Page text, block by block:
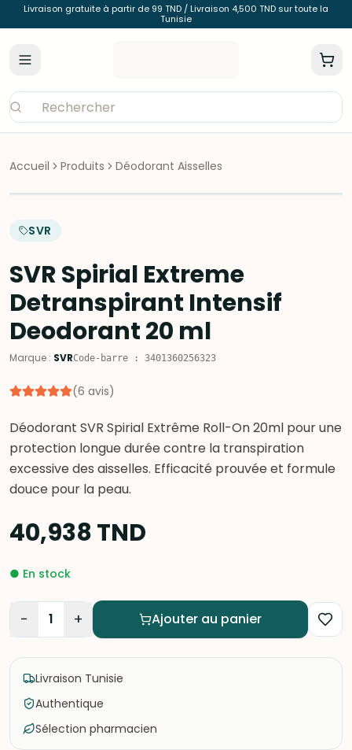
Livraison gratuite à partir de 99 TND / Livraison 4,500 TND sur toute la
Tunisie
Accueil Produits Déodorant Aisselles
SVR
SVR Spirial Extreme
Detranspirant Intensif
Deodorant 20 ml
Marque : SVRCode-barre : 3401360256323
(6 avis)
Déodorant SVR Spirial Extrême Roll-On 20ml pour une
protection longue durée contre la transpiration
excessive des aisselles. Efficacité prouvée et formule
douce pour la peau.
40,938TND
● En stock
− 1 + Ajouter au panier
Livraison Tunisie
Authentique
Sélection pharmacien